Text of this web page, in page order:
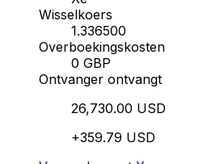
Wisselkoers
1.336500
Overboekingskosten
0 GBP
Ontvanger ontvangt
26,730.00 USD
+359.79 USD